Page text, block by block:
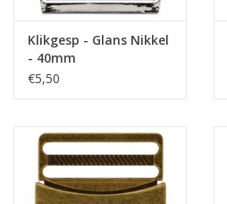
Klikgesp - Glans Nikkel
- 40mm
€5,50